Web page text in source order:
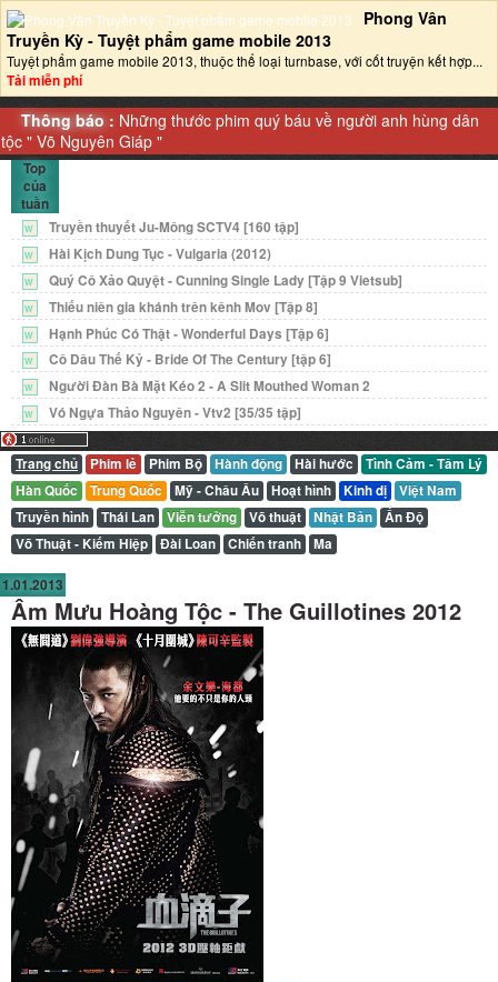
Phong Vân
Truyền Kỳ - Tuyệt phẩm game mobile 2013‎
Tuyệt phẩm game mobile 2013, thuộc thể loại turnbase, với cốt truyện kết hợp...
Tải miễn phí
Thông báo : Những thước phim quý báu về người anh hùng dân
tộc "Võ Nguyên Giáp "
Top
của
tuần
W Truyền thuyết Ju-Mông SCTV4 [160 tập]
W Hài Kịch Dung Tục - Vulgaria (2012)
W Quý Cô Xảo Quyệt - Cunning Single Lady [Tập 9 Vietsub]
W Thiếu niên gia khánh trên kênh Mov [Tập 8]
W Hạnh Phúc Có Thật - Wonderful Days [Tập 6]
W Cô Dâu Thế Kỷ - Bride Of The Century [tập 6]
W Người Đàn Bà Mặt Kéo 2 - A Slit Mouthed Woman 2
W Vó Ngựa Thảo Nguyên - Vtv2 [35/35 tập]
Trang chủ Phim lẻ Phim Bộ Hành động Hài hước
Tình Cảm - Tâm Lý
Hàn Quốc
Trung Quốc Mỹ - Châu Âu Hoạt hình Kinh dị
Việt Nam
Truyền hình
Thái Lan Viễn tưởng Võ thuật Nhật Bản
Ấn Độ
Võ Thuật - Kiếm Hiệp
Đài Loan Chiến tranh Ma
1.01.2013
Âm Mưu Hoàng Tộc - The Guillotines 2012